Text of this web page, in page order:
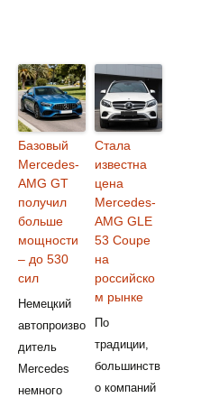
Базовый
Mercedes-
AMG GT
получил
больше
мощности
– до 530
сил
Немецкий
автопроизво
дитель
Mercedes
немного
Стала
известна
цена
Mercedes-
AMG GLE
53 Coupe
на
российско
м рынке
По
традиции,
большинств
о компаний